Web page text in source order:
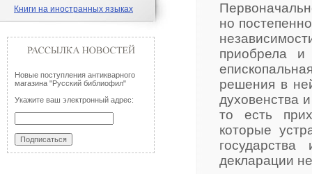
Книги на иностранных языках
Новые поступления антикварного
магазина "Русский библиофил"
Укажите ваш электронный адрес:
но
приобрела и
решения в
духовенства
то есть
которые
декларации